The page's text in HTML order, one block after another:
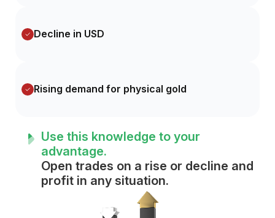
Decline in USD
Rising demand for physical gold
Use this knowledge to your
advantage.
Open trades on a rise or decline and
profit in any situation.